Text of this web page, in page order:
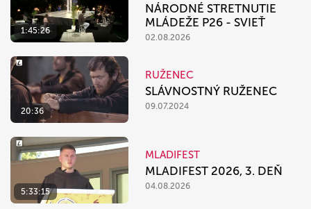
1:45:26
NÁRODNÉ STRETNUTIE
MLÁDEŽE P26 - SVIEŤ
02.08.2026
20:36
RUŽENEC
SLÁVNOSTNÝ RUŽENEC
09.07.2024
5:33:15
MLADIFEST
MLADIFEST 2026, 3. DEŇ
04.08.2026